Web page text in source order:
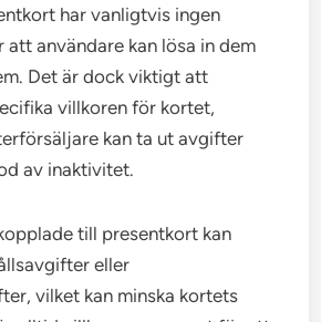
har vanligtvis ingen
att användare kan lösa in dem
Det är dock viktigt att
villkoren för kortet,
kan ta ut avgifter
av inaktivitet.
till presentkort kan
eller
vilket kan minska kortets